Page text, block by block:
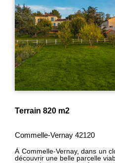
Terrain viabilisé 736 m2
Commelle-Vernay 42120
Belle parcelle de 736 m2 qui
2026 (LOT 03). Elle est située dans un quartier calme et